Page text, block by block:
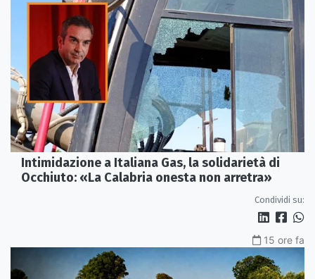
Intimidazione a Italiana Gas, la solidarietà di
Occhiuto: «La Calabria onesta non arretra»
Condividi su:
15 ore fa